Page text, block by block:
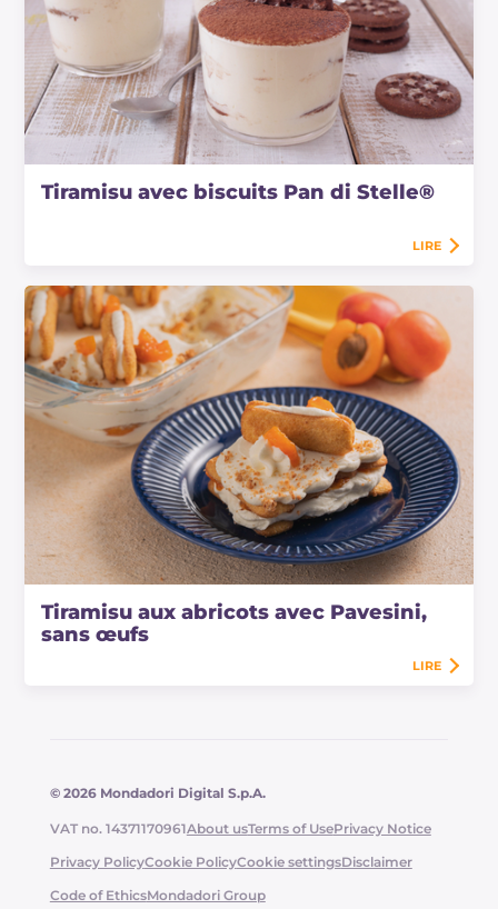
Tiramisu avec biscuits Pan di Stelle®
LIRE
Tiramisu aux abricots avec Pavesini,
sans œufs
LIRE
© 2026 Mondadori Digital S.p.A.
VAT no. 14371170961About usTerms of UsePrivacy Notice
Privacy PolicyCookie PolicyCookie settingsDisclaimer
Code of EthicsMondadori Group